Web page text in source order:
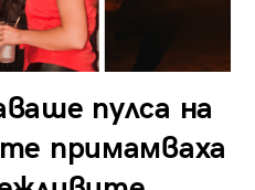
пулса на
примамваха